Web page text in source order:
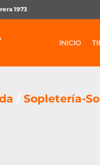
1973
INICIO
Sopletería-